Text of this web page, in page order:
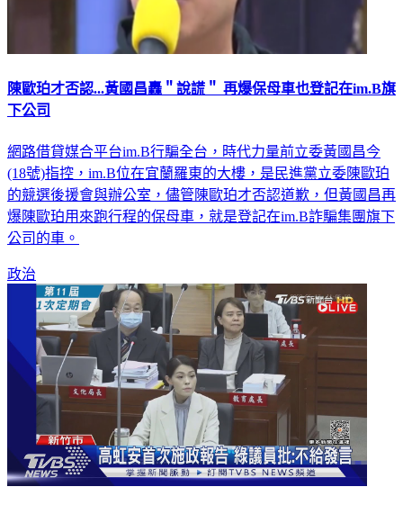
陳歐珀才否認...黃國昌轟＂說謊＂ 再爆保母車也登記在im.B旗
下公司
網路借貸媒合平台im.B行騙全台，時代力量前立委黃國昌今
(18號)指控，im.B位在宜蘭羅東的大樓，是民進黨立委陳歐珀
的競選後援會與辦公室，儘管陳歐珀才否認道歉，但黃國昌再
爆陳歐珀用來跑行程的保母車，就是登記在im.B詐騙集團旗下
公司的車。
政治